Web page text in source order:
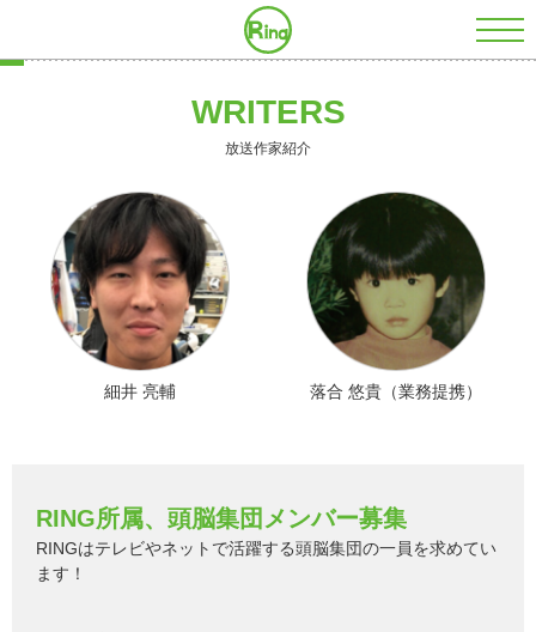
WRITERS
放送作家紹介
細井 亮輔 落合 悠貴（業務提携）
RING所属、頭脳集団メンバー募集
RINGはテレビやネットで活躍する頭脳集団の一員を求めてい
ます！